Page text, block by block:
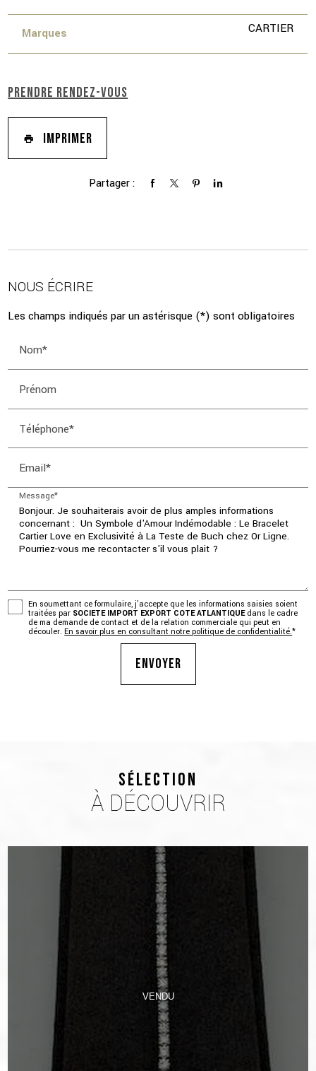
Marques CARTIER
PRENDRE RENDEZ-VOUS
IMPRIMER
Partager :
NOUS ÉCRIRE
Les champs indiqués par un astérisque (*) sont obligatoires
Nom*
Prénom
Téléphone*
Email*
Message*
En soumettant ce formulaire, j'accepte que les informations saisies soient
traitées par SOCIETE IMPORT EXPORT COTE ATLANTIQUEdans le cadre
de ma demande de contact et de la relation commerciale qui peut en
découler.En savoir plus en consultant notre politique de confidentialité.*
SÉLECTION
À DÉCOUVRIR
VENDU